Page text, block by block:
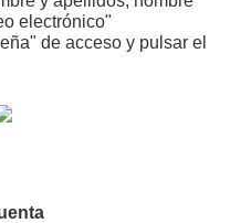
electrónico"
de acceso y pulsar el